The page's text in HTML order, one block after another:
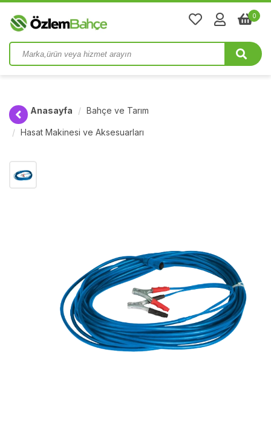
0
Anasayfa Bahçe ve Tarım
Hasat Makinesi ve Aksesuarları